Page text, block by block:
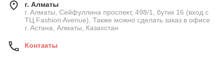
г. Алматы
г. Алматы, Сейфуллина проспект, 498/1, бутик 16 (вход с
ТЦ Fashion Avenue), Также можно сделать заказ в офисе
г. Астана, Алматы, Казахстан
Контакты